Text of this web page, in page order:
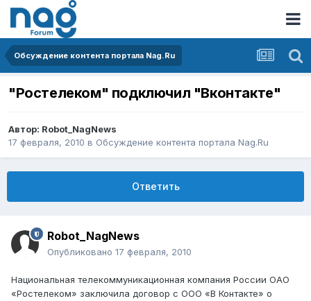
Обсуждение контента портала Nag.Ru
"Ростелеком" подключил "Вконтакте"
Автор: Robot_NagNews
17 февраля, 2010 в Обсуждение контента портала Nag.Ru
Ответить
Robot_NagNews
Опубликовано 17 февраля, 2010
Национальная телекоммуникационная компания России ОАО
«Ростелеком» заключила договор с ООО «В Контакте» о